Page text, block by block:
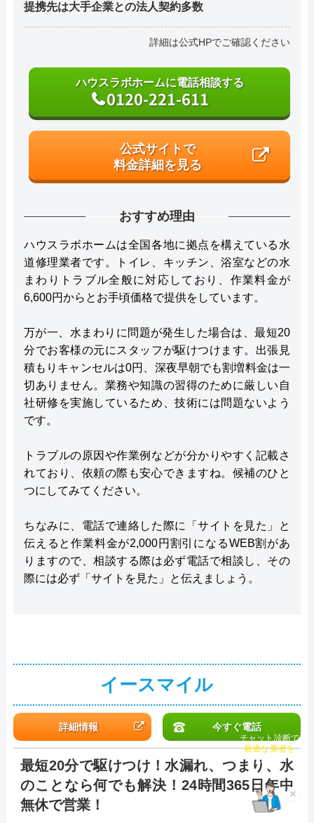
提携先は大手企業との法人契約多数
詳細は公式HPでご確認ください
ハウスラボホームに電話相談する
0120-221-611
公式サイトで
料金詳細を見る
おすすめ理由
ハウスラボホームは全国各地に拠点を構えている水
道修理業者です。トイレ、キッチン、浴室などの水
まわりトラブル全般に対応しており、作業料金が
6,600円からとお手頃価格で提供をしています。
万が一、水まわりに問題が発生した場合は、最短20
分でお客様の元にスタッフが駆けつけます。出張見
積もりキャンセルは0円、深夜早朝でも割増料金は一
切ありません。業務や知識の習得のために厳しい自
社研修を実施しているため、技術には問題ないよう
です。
トラブルの原因や作業例などが分かりやすく記載さ
れており、依頼の際も安心できますね。候補のひと
つにしてみてください。
ちなみに、電話で連絡した際に「サイトを見た」と
伝えると作業料金が2,000円割引になるWEB割があ
りますので、相談する際は必ず電話で相談し、その
際には必ず「サイトを見た」と伝えましょう。
イースマイル
詳細情報 今すぐ電話
最短20分で駆けつけ！水漏れ、つまり、水
のことなら何でも解決！24時間365日年中
無休で営業！
×
チャット診断で
最適な業者を
ご提案